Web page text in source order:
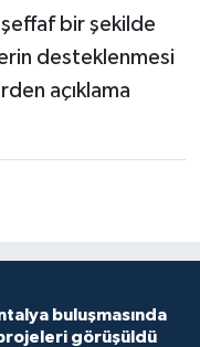
bir şekilde
desteklenmesi
açıklama
buluşmasında
görüşüldü